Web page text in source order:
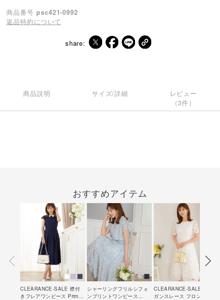
商品番号 psc421-0992
返品特約について
share:
商品説明 サイズ/詳細
レビュー
（3件）
おすすめアイテム
CLEARANCE-SALE 襟付
きフレアワンピース Prima
シャーリングフリルシフォ
ンプリントワンピース
CLEARANCE-SALE エレ
ガンスレース フロントファ